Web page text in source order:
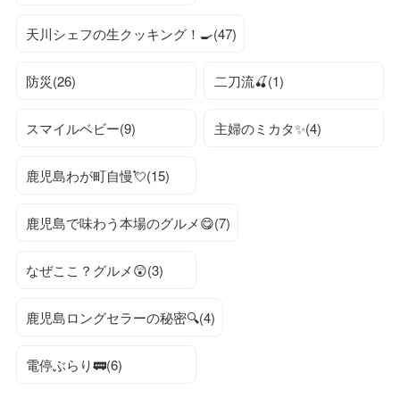
天川シェフの生クッキング！🍳(47)
防災(26) 二刀流🍒(1)
スマイルベビー(9) 主婦のミカタ✨(4)
鹿児島わが町自慢💘(15)
鹿児島で味わう本場のグルメ😋(7)
なぜここ？グルメ😲(3)
鹿児島ロングセラーの秘密🔍(4)
電停ぶらり🚃(6)